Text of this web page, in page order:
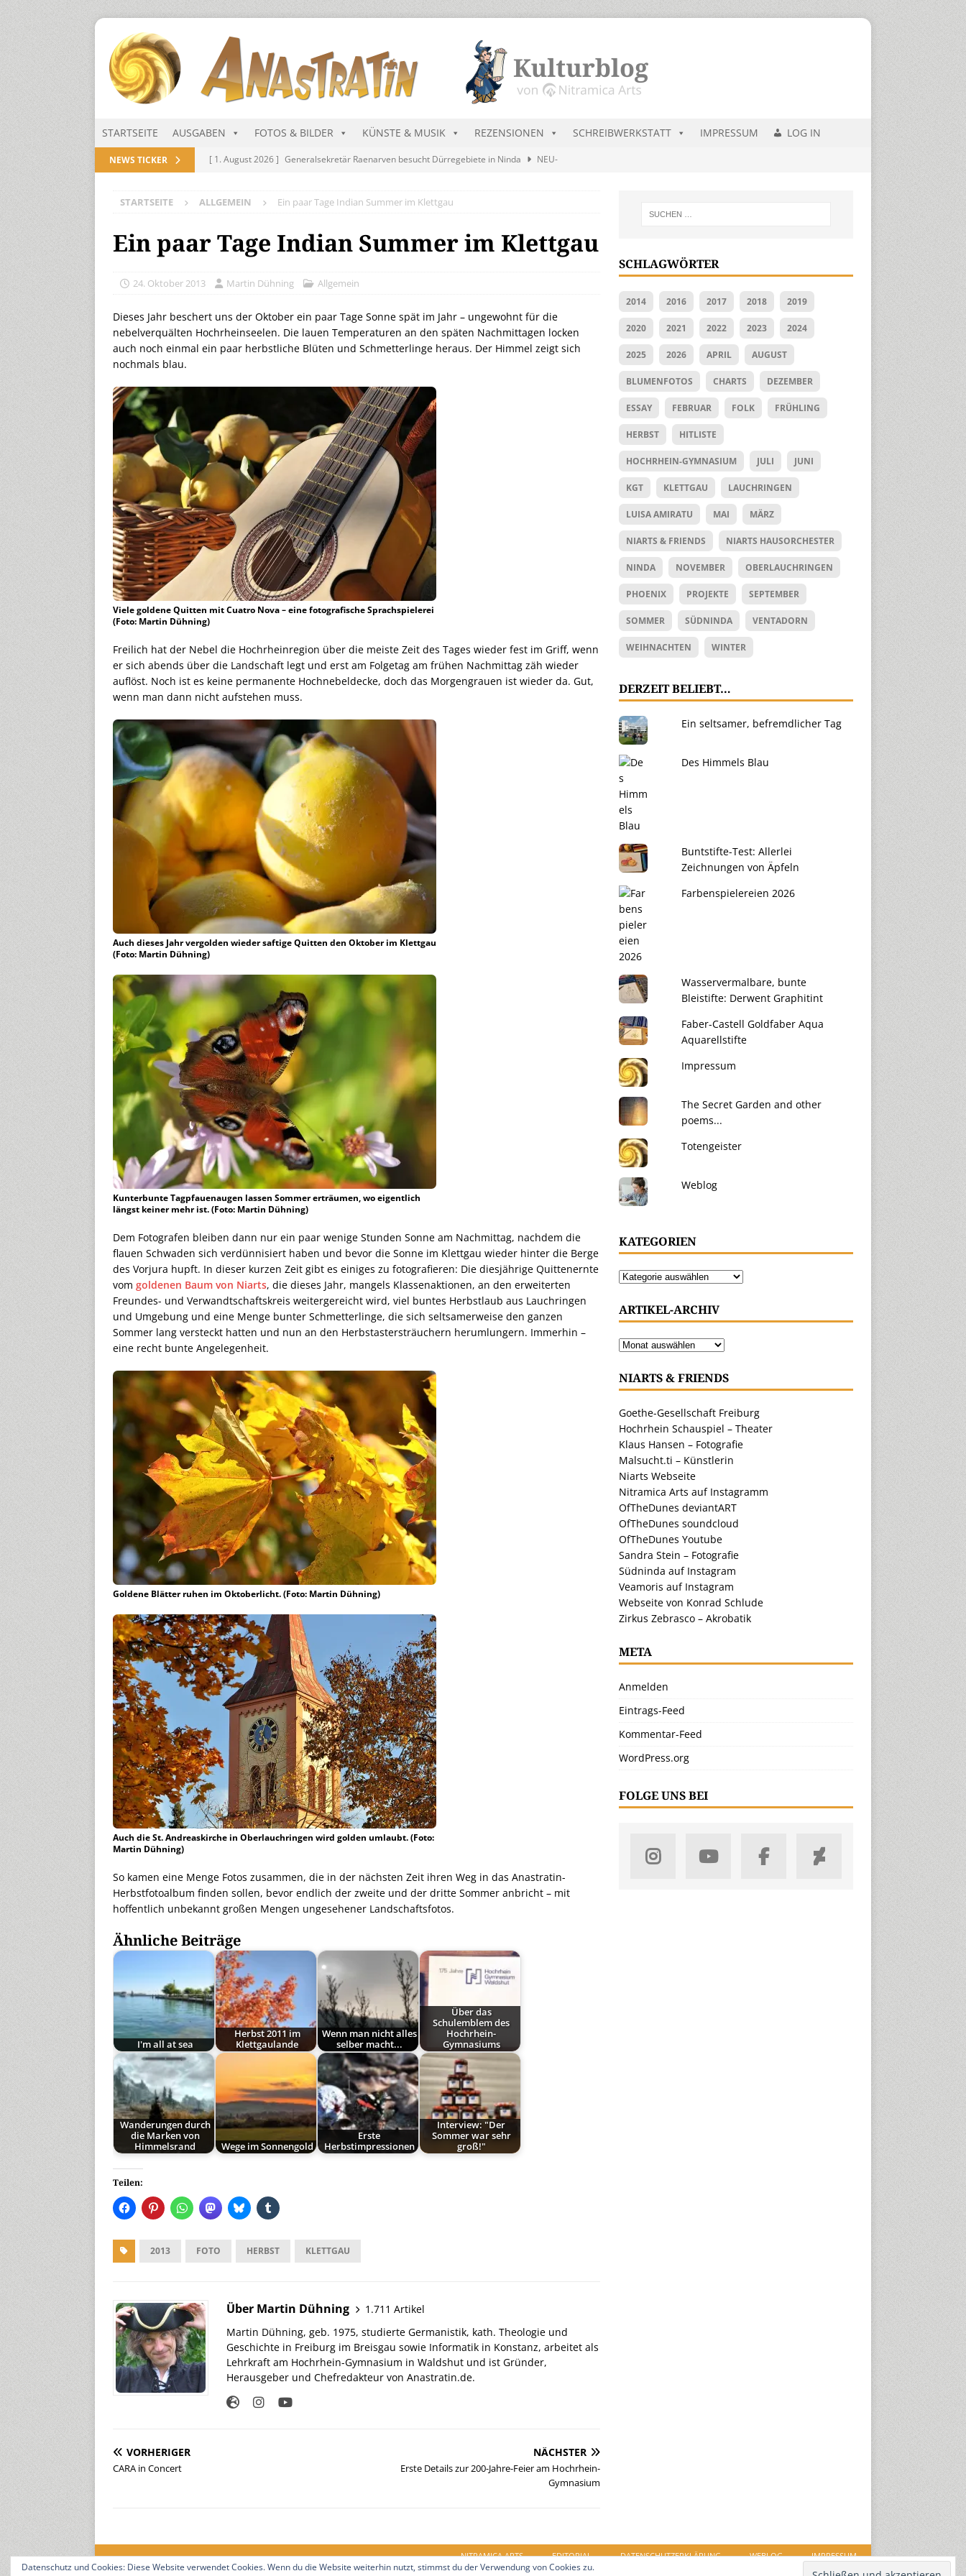
STARTSEITE AUSGABEN FOTOS & BILDER KÜNSTE & MUSIK REZENSIONEN SCHREIBWERKSTATT IMPRESSUM LOG IN
NEWS TICKER [ 1. August 2026 ] Generalsekretär Raenarven besucht Dürregebiete in Ninda
NEU-
[ 1. August 2026 ] Niarts Musik wird erst mal unöffentlich…
[ 31. Juli 2026 ]
Des Himmels Blau
MALMEDIEN UND RATGEBER
[ 31. Juli 2026 ]
[ 1. August 2026 ] Die Niarts Charts im August 2026
STARTSEITE ALLGEMEIN Ein paar Tage Indian Summer im Klettgau
Ein paar Tage Indian Summer im Klettgau
24. Oktober 2013 Martin Dühning Allgemein
Dieses Jahr beschert uns der Oktober ein paar Tage Sonne spät im Jahr – ungewohnt für die
nebelverquälten Hochrheinseelen. Die lauen Temperaturen an den späten Nachmittagen locken
auch noch einmal ein paar herbstliche Blüten und Schmetterlinge heraus. Der Himmel zeigt sich
nochmals blau.
Viele goldene Quitten mit Cuatro Nova – eine fotografische Sprachspielerei
(Foto: Martin Dühning)
Freilich hat der Nebel die Hochrheinregion über die meiste Zeit des Tages wieder fest im Griff, wenn
er sich abends über die Landschaft legt und erst am Folgetag am frühen Nachmittag zäh wieder
auflöst. Noch ist es keine permanente Hochnebeldecke, doch das Morgengrauen ist wieder da. Gut,
wenn man dann nicht aufstehen muss.
Auch dieses Jahr vergolden wieder saftige Quitten den Oktober im Klettgau
(Foto: Martin Dühning)
Kunterbunte Tagpfauenaugen lassen Sommer erträumen, wo eigentlich
längst keiner mehr ist. (Foto: Martin Dühning)
Dem Fotografen bleiben dann nur ein paar wenige Stunden Sonne am Nachmittag, nachdem die
flauen Schwaden sich verdünnisiert haben und bevor die Sonne im Klettgau wieder hinter die Berge
des Vorjura hupft. In dieser kurzen Zeit gibt es einiges zu fotografieren: Die diesjährige Quittenernte
vom goldenen Baum von Niarts, die dieses Jahr, mangels Klassenaktionen, an den erweiterten
Freundes- und Verwandtschaftskreis weitergereicht wird, viel buntes Herbstlaub aus Lauchringen
und Umgebung und eine Menge bunter Schmetterlinge, die sich seltsamerweise den ganzen
Sommer lang versteckt hatten und nun an den Herbstastersträuchern herumlungern. Immerhin –
eine recht bunte Angelegenheit.
Goldene Blätter ruhen im Oktoberlicht. (Foto: Martin Dühning)
Auch die St. Andreaskirche in Oberlauchringen wird golden umlaubt. (Foto:
Martin Dühning)
So kamen eine Menge Fotos zusammen, die in der nächsten Zeit ihren Weg in das Anastratin-
Herbstfotoalbum finden sollen, bevor endlich der zweite und der dritte Sommer anbricht – mit
hoffentlich unbekannt großen Mengen ungesehener Landschaftsfotos.
Ähnliche Beiträge
I'm all at sea
Herbst 2011 im
Klettgaulande
Wenn man nicht alles
selber macht...
Über das
Schulemblem des
Hochrhein-
Gymnasiums
Wanderungen durch
die Marken von
Himmelsrand
Wege im Sonnengold
Erste
Herbstimpressionen
Interview: "Der
Sommer war sehr
groß!"
Teilen:
2013 FOTO HERBST KLETTGAU
Über Martin Dühning
1.711 Artikel
Martin Dühning, geb. 1975, studierte Germanistik, kath. Theologie und
Geschichte in Freiburg im Breisgau sowie Informatik in Konstanz, arbeitet als
Lehrkraft am Hochrhein-Gymnasium in Waldshut und ist Gründer,
Herausgeber und Chefredakteur von Anastratin.de.
VORHERIGER
CARA in Concert
NÄCHSTER
Erste Details zur 200-Jahre-Feier am Hochrhein-
Gymnasium
SCHLAGWÖRTER
2014 2016 2017 2018 2019
2020 2021 2022 2023 2024
2025 2026 APRIL AUGUST
BLUMENFOTOS CHARTS DEZEMBER
ESSAY FEBRUAR FOLK FRÜHLING
HERBST HITLISTE
HOCHRHEIN-GYMNASIUM JULI JUNI
KGT KLETTGAU LAUCHRINGEN
LUISA AMIRATU MAI MÄRZ
NIARTS & FRIENDS NIARTS HAUSORCHESTER
NINDA NOVEMBER OBERLAUCHRINGEN
PHOENIX PROJEKTE SEPTEMBER
SOMMER SÜDNINDA VENTADORN
WEIHNACHTEN WINTER
DERZEIT BELIEBT…
Ein seltsamer, befremdlicher Tag
Des Himmels Blau
Buntstifte-Test: Allerlei
Zeichnungen von Äpfeln
Farbenspielereien 2026
Wasservermalbare, bunte
Bleistifte: Derwent Graphitint
Faber-Castell Goldfaber Aqua
Aquarellstifte
Impressum
The Secret Garden and other
poems...
Totengeister
Weblog
KATEGORIEN
ARTIKEL-ARCHIV
NIARTS & FRIENDS
Goethe-Gesellschaft Freiburg
Hochrhein Schauspiel – Theater
Klaus Hansen – Fotografie
Malsucht.ti – Künstlerin
Niarts Webseite
Nitramica Arts auf Instagramm
OfTheDunes deviantART
OfTheDunes soundcloud
OfTheDunes Youtube
Sandra Stein – Fotografie
Südninda auf Instagram
Veamoris auf Instagram
Webseite von Konrad Schlude
Zirkus Zebrasco – Akrobatik
META
Anmelden
Eintrags-Feed
Kommentar-Feed
WordPress.org
FOLGE UNS BEI
NITRAMICA ARTS EDITORIAL DATENSCHUTZERKLÄRUNG WEBLOG IMPRESSUM
Datenschutz und Cookies: Diese Website verwendet Cookies. Wenn du die Website weiterhin nutzt, stimmst du der Verwendung von Cookies zu.